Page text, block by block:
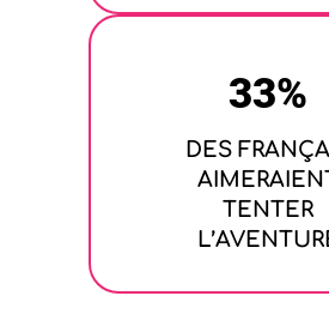
33%
DES
TENTER